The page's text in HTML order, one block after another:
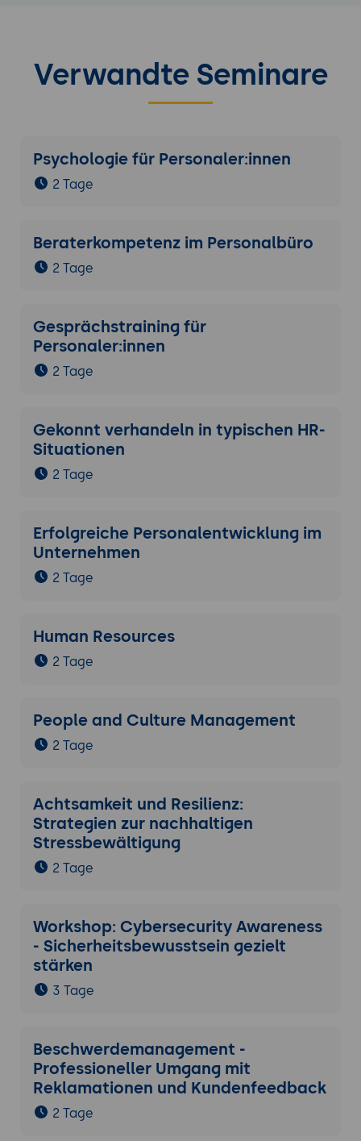
Verwandte Seminare
Psychologie für Personaler:innen
2 Tage
Beraterkompetenz im Personalbüro
2 Tage
Gesprächstraining für
Personaler:innen
2 Tage
Gekonnt verhandeln in typischen HR-
Situationen
2 Tage
Erfolgreiche Personalentwicklung im
Unternehmen
2 Tage
Human Resources
2 Tage
People and Culture Management
2 Tage
Achtsamkeit und Resilienz:
Strategien zur nachhaltigen
Stressbewältigung
2 Tage
Workshop: Cybersecurity Awareness
- Sicherheitsbewusstsein gezielt
stärken
3 Tage
Beschwerdemanagement -
Professioneller Umgang mit
Reklamationen und Kundenfeedback
2 Tage